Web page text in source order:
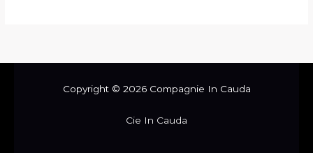
Copyright © 2026 Compagnie In Cauda
Cie In Cauda